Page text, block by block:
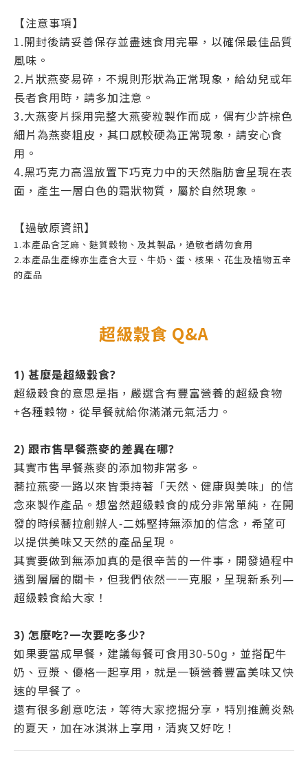
【注意事項】
1.開封後請妥善保存並盡速食用完畢，以確保最佳品質
風味 。
2.片狀燕麥易碎，不規則形狀為正常現象，給幼兒或年
長者食用時，請多加注意。
3.大燕麥片採用完整大燕麥粒製作而成，偶有少許棕色
細片為燕麥粗皮，其口感較硬為正常現象，請安心食
用。
4.黑巧克力高溫放置下巧克力中的天然脂肪會呈現在表
面，產生一層白色的霜狀物質，屬於自然現象。
【過敏原資訊】
1.本產品含芝麻、麩質穀物、及其製品，過敏者請勿食用
2.本產品生產線亦生產含大豆、牛奶、蛋、核果、花生及植物五辛
的產品
超級穀食 Q&A
1) 甚麼是超級穀食?
超級穀食的意思是指，嚴選含有豐富營養的超級食物
+各種穀物，從早餐就給你滿滿元氣活力。
2) 跟市售早餐燕麥的差異在哪?
其實市售早餐燕麥的添加物非常多。
蕎拉燕麥一路以來皆秉持著「天然、健康與美味」的信
念來製作產品。想當然超級穀食的成分非常單純，在開
發的時候蕎拉創辦人-二姊堅持無添加的信念，希望可
以提供美味又天然的產品呈現。
其實要做到無添加真的是很辛苦的一件事，開發過程中
遇到層層的關卡，但我們依然一一克服，呈現新系列—
超級穀食給大家！
3) 怎麼吃?一次要吃多少?
如果要當成早餐，建議每餐可食用30-50g，並搭配牛
奶、豆漿、優格一起享用，就是一頓營養豐富美味又快
速的早餐了。
還有很多創意吃法，等待大家挖掘分享， 特別推薦炎熱
的夏天，加在冰淇淋上享用，清爽又好吃！